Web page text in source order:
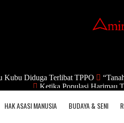
Kubu Diduga Terlibat TPPO
Ketika Populasi Harimau
HAK ASASI MANUSIA BUDAYA & SENI